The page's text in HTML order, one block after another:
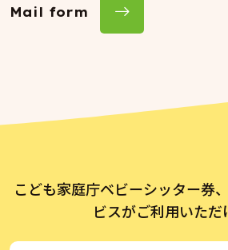
Mail form
こども家庭庁ベビーシッター券
ビスがご利用いただ